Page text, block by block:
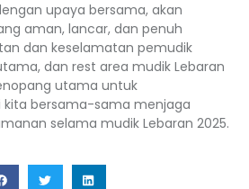
upaya bersama, akan
aman, lancar, dan penuh
dan keselamatan pemudik
dan rest area mudik Lebaran
utama untuk
kita bersama-sama menjaga
selama mudik Lebaran 2025.